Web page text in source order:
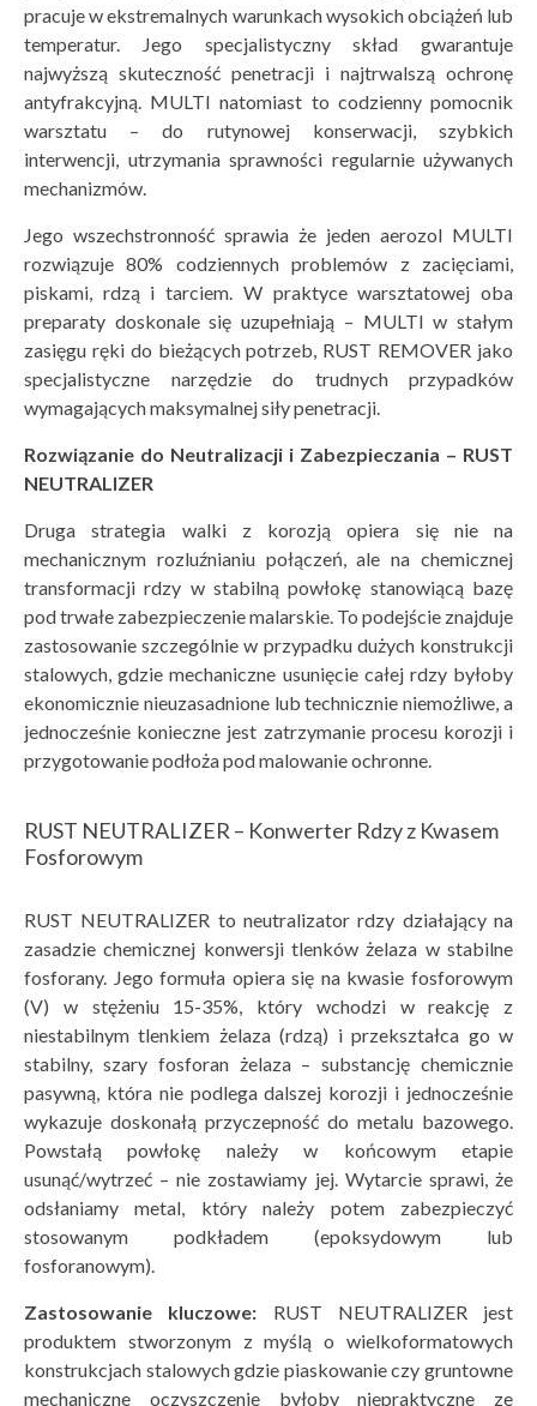
pracuje w ekstremalnych warunkach wysokich obciążeń lub
temperatur. Jego specjalistyczny skład gwarantuje
najwyższą skuteczność penetracji i najtrwalszą ochronę
antyfrakcyjną. MULTI natomiast to codzienny pomocnik
warsztatu – do rutynowej konserwacji, szybkich
interwencji, utrzymania sprawności regularnie używanych
mechanizmów.
Jego wszechstronność sprawia że jeden aerozol MULTI
rozwiązuje 80% codziennych problemów z zacięciami,
piskami, rdzą i tarciem. W praktyce warsztatowej oba
preparaty doskonale się uzupełniają – MULTI w stałym
zasięgu ręki do bieżących potrzeb, RUST REMOVER jako
specjalistyczne narzędzie do trudnych przypadków
wymagających maksymalnej siły penetracji.
Rozwiązanie do Neutralizacji i Zabezpieczania – RUST
NEUTRALIZER
Druga strategia walki z korozją opiera się nie na
mechanicznym rozluźnianiu połączeń, ale na chemicznej
transformacji rdzy w stabilną powłokę stanowiącą bazę
pod trwałe zabezpieczenie malarskie. To podejście znajduje
zastosowanie szczególnie w przypadku dużych konstrukcji
stalowych, gdzie mechaniczne usunięcie całej rdzy byłoby
ekonomicznie nieuzasadnione lub technicznie niemożliwe, a
jednocześnie konieczne jest zatrzymanie procesu korozji i
przygotowanie podłoża pod malowanie ochronne.
RUST NEUTRALIZER – Konwerter Rdzy z Kwasem
Fosforowym
RUST NEUTRALIZER to neutralizator rdzy działający na
zasadzie chemicznej konwersji tlenków żelaza w stabilne
fosforany. Jego formuła opiera się na kwasie fosforowym
(V) w stężeniu 15-35%, który wchodzi w reakcję z
niestabilnym tlenkiem żelaza (rdzą) i przekształca go w
stabilny, szary fosforan żelaza – substancję chemicznie
pasywną, która nie podlega dalszej korozji i jednocześnie
wykazuje doskonałą przyczepność do metalu bazowego.
Powstałą powłokę należy w końcowym etapie
usunąć/wytrzeć – nie zostawiamy jej. Wytarcie sprawi, że
odsłaniamy metal, który należy potem zabezpieczyć
stosowanym podkładem (epoksydowym lub
fosforanowym).
Zastosowanie kluczowe: RUST NEUTRALIZER jest
produktem stworzonym z myślą o wielkoformatowych
konstrukcjach stalowych gdzie piaskowanie czy gruntowne
mechaniczne oczyszczenie byłoby niepraktyczne ze